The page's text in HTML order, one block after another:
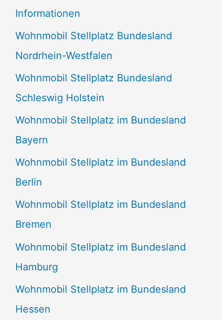
n
n
a
c
h
:
Informationen
Wohnmobil Stellplatz Bundesland
Nordrhein-Westfalen
Wohnmobil Stellplatz Bundesland
Schleswig Holstein
Wohnmobil Stellplatz im Bundesland
Bayern
Wohnmobil Stellplatz im Bundesland
Berlin
Wohnmobil Stellplatz im Bundesland
Bremen
Wohnmobil Stellplatz im Bundesland
Hamburg
Wohnmobil Stellplatz im Bundesland
Hessen